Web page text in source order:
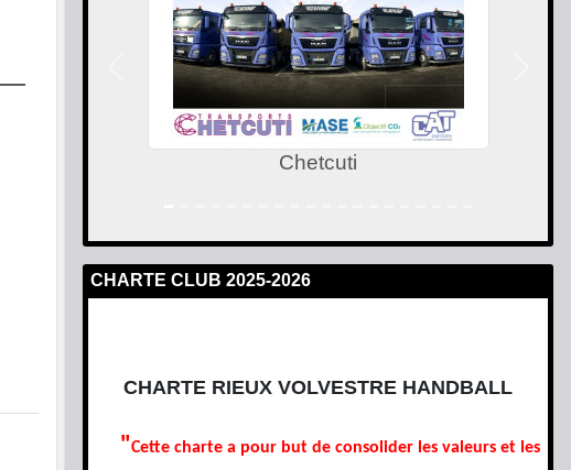
Chetcuti
Précedent
CHARTE CLUB 2025-2026
CHARTE RIEUX VOLVESTRE HANDBALL
"Cette charte a pour but de consolider les valeurs et les